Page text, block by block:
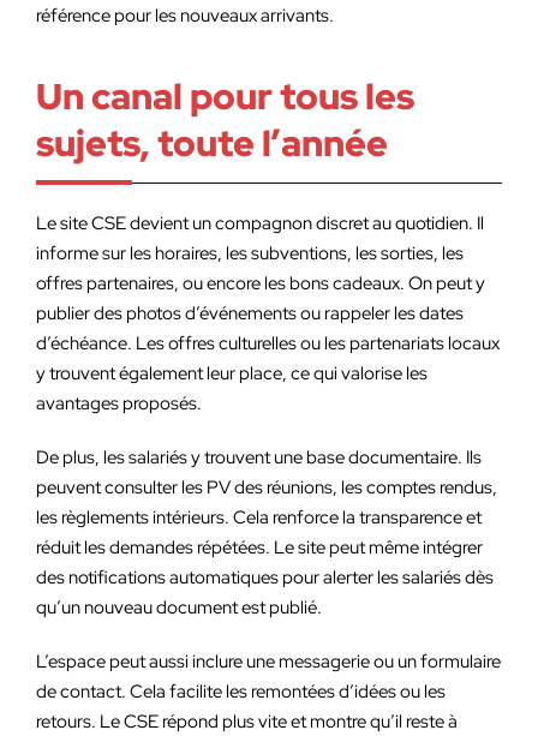
référence pour les nouveaux arrivants.
Un canal pour tous les
sujets, toute l’année
Le site CSE devient un compagnon discret au quotidien. Il
informe sur les horaires, les subventions, les sorties, les
offres partenaires, ou encore les bons cadeaux. On peut y
publier des photos d’événements ou rappeler les dates
d’échéance. Les offres culturelles ou les partenariats locaux
y trouvent également leur place, ce qui valorise les
avantages proposés.
De plus, les salariés y trouvent une base documentaire. Ils
peuvent consulter les PV des réunions, les comptes rendus,
les règlements intérieurs. Cela renforce la transparence et
réduit les demandes répétées. Le site peut même intégrer
des notifications automatiques pour alerter les salariés dès
qu’un nouveau document est publié.
L’espace peut aussi inclure une messagerie ou un formulaire
de contact. Cela facilite les remontées d’idées ou les
retours. Le CSE répond plus vite et montre qu’il reste à